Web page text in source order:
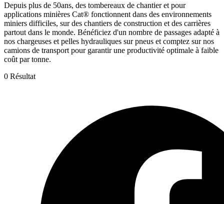
Depuis plus de 50ans, des tombereaux de chantier et pour
applications minières Cat® fonctionnent dans des environnements
miniers difficiles, sur des chantiers de construction et des carrières
partout dans le monde. Bénéficiez d'un nombre de passages adapté à
nos chargeuses et pelles hydrauliques sur pneus et comptez sur nos
camions de transport pour garantir une productivité optimale à faible
coût par tonne.
0 Résultat